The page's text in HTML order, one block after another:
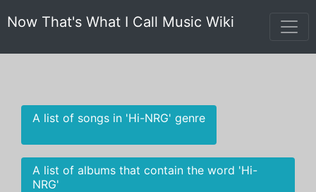
Now That's What I Call Music Wiki
A list of songs in 'Hi-NRG' genre
A list of albums that contain the word 'Hi-
NRG'